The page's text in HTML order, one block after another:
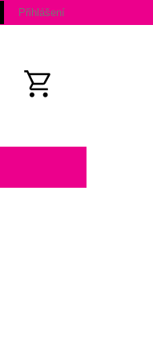
Přihlášení